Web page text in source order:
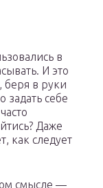
в
И это
беря в руки
себе
Даже
как следует
смысле —